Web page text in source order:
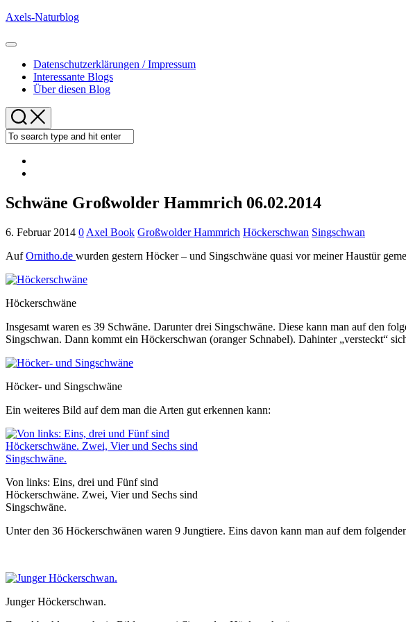
Skip
content
Axels-Naturblog
Expand
Datenschutzerklärungen / Impressum
Interessante Blogs
Über diesen Blog
Schwäne Großwolder Hammrich 06.02.2014
6. Februar 2014 0 Axel Book Großwolder Hammrich Höckerschwan Singschwan
AufOrnitho.de wurden gestern Höcker – und Singschwäne quasi vor meiner Haustür
Höckerschwäne
Insgesamt waren es 39 Schwäne. Darunter drei Singschwäne. Diese kann man auf den
Singschwan. Dann kommt ein Höckerschwan (oranger Schnabel). Dahinter „versteckt“
Höcker- und Singschwäne
Ein weiteres Bild auf dem man die Arten gut erkennen kann:
Von links: Eins, drei und Fünf sind
Höckerschwäne. Zwei, Vier und Sechs sind
Singschwäne.
Unter den 36 Höckerschwänen waren 9 Jungtiere. Eins davon kann man auf dem
Junger Höckerschwan.